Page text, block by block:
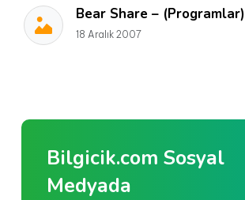
Bear Share – (Programlar)
18 Aralık 2007
Bilgicik.com Sosyal
Medyada